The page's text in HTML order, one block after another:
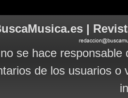
|
se hace
de los usuarios